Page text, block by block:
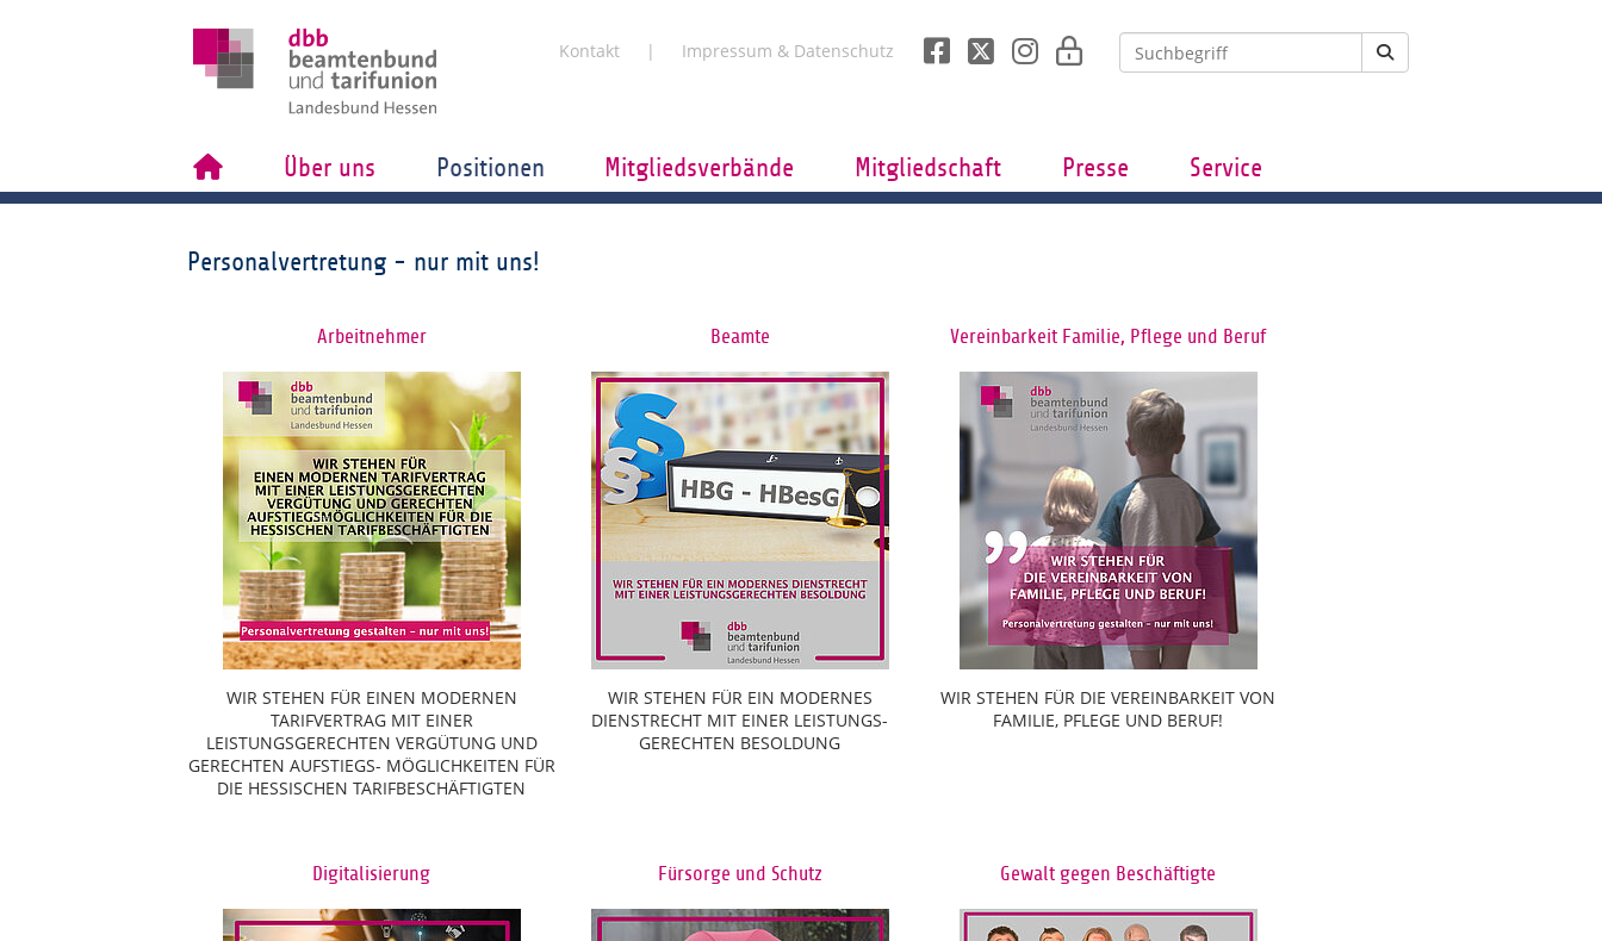
Kontakt Impressum & Datenschutz
Über uns Positionen Mitgliedsverbände Mitgliedschaft Presse Service
Personalvertretung - nur mit uns!
Arbeitnehmer
WIR STEHEN FÜR EINEN MODERNEN
TARIFVERTRAG MIT EINER
LEISTUNGSGERECHTEN VERGÜTUNG UND
GERECHTEN AUFSTIEGS- MÖGLICHKEITEN FÜR
DIE HESSISCHEN TARIFBESCHÄFTIGTEN
Beamte
WIR STEHEN FÜR EIN MODERNES
DIENSTRECHT MIT EINER LEISTUNGS-
GERECHTEN BESOLDUNG
Vereinbarkeit Familie, Pflege und Beruf
WIR STEHEN FÜR DIE VEREINBARKEIT VON
FAMILIE, PFLEGE UND BERUF!
Digitalisierung Fürsorge und Schutz Gewalt gegen Beschäftigte